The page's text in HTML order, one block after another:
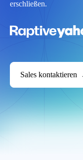
erschließen.
Sales kontaktieren